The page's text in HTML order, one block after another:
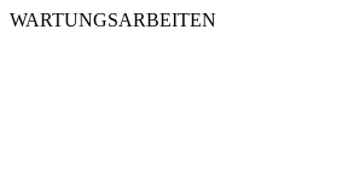
WARTUNGSARBEITEN